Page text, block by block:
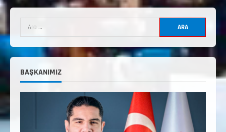
BAŞKANIMIZ
3. KADEME GÜREŞ ANTRENÖRLÜĞÜ
HAKKINDA
2. Kademe Güreş Antrenör Uygulama
Haziran 29, 2026
3. Kademe Güreş Antrenör Uygulama
Eğitimi Sivas’ta Açılıyor